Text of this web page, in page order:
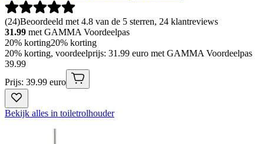
(24)Beoordeeld met 4.8 van de 5 sterren, 24 klantreviews
31.99 met GAMMA Voordeelpas
20% korting20% korting
20% korting, voordeelprijs: 31.99 euro met GAMMA Voordeelpas
39.99
Prijs: 39.99 euro
Bekijk alles in toiletrolhouder